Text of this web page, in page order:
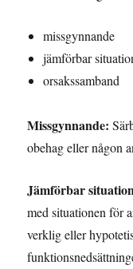
missgynnande
jämförbar
orsakssamband
Missgynnande:
obehag eller någon
Jämförbar
med situationen för
verklig eller